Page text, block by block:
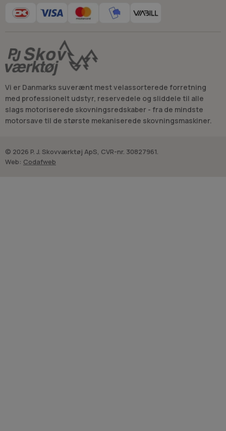
Vi er Danmarks suverænt mest velassorterede forretning
med professionelt udstyr, reservedele og sliddele til alle
slags motoriserede skovningsredskaber - fra de mindste
motorsave til de største mekaniserede skovningsmaskiner.
© 2026 P. J. Skovværktøj ApS, CVR-nr. 30827961.
Web: Codafweb